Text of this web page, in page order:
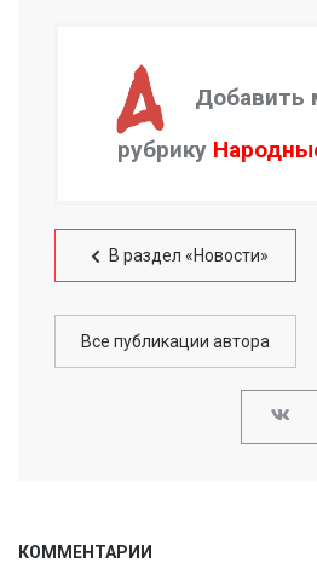
Добавить
рубрику
В раздел «Новости»
Все публикации автора
КОММЕНТАРИИ